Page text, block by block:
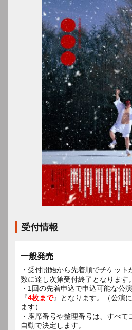
受付情報
一般発売
・受付開始から先着順でチケッ
数に達し次第受付終了となります。
・1回の先着申込で申込可能な公
『4枚まで』となります。（公演
ます）
・座席番号や整理番号は、すべて
自動で決定します。